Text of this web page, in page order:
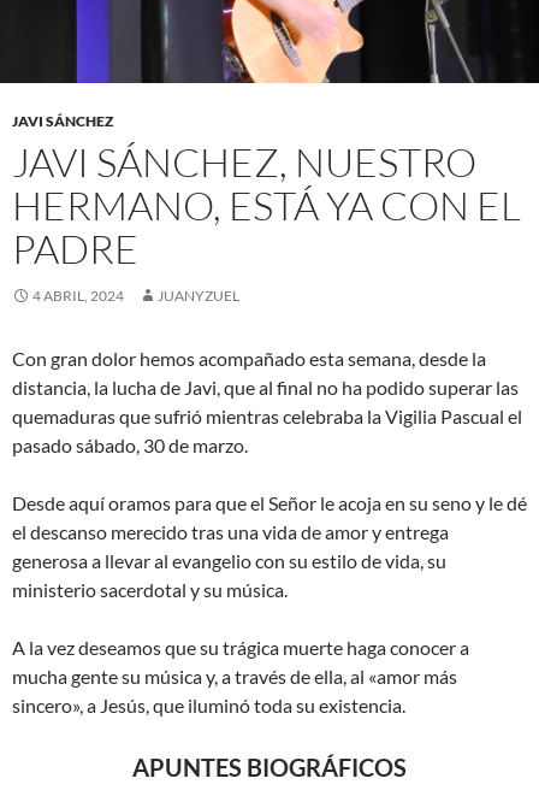
JAVI SÁNCHEZ
JAVI SÁNCHEZ, NUESTRO
HERMANO, ESTÁ YA CON EL
PADRE
4 ABRIL, 2024 JUANYZUEL
Con gran dolor hemos acompañado esta semana, desde la
distancia, la lucha de Javi, que al final no ha podido superar las
quemaduras que sufrió mientras celebraba la Vigilia Pascual el
pasado sábado, 30 de marzo.
Desde aquí oramos para que el Señor le acoja en su seno y le dé
el descanso merecido tras una vida de amor y entrega
generosa a llevar al evangelio con su estilo de vida, su
ministerio sacerdotal y su música.
A la vez deseamos que su trágica muerte haga conocer a
mucha gente su música y, a través de ella, al «amor más
sincero», a Jesús, que iluminó toda su existencia.
APUNTES BIOGRÁFICOS